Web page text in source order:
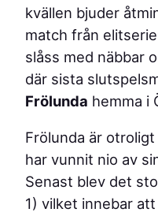
kvällen bjuder
match från
slåss med näbbar
där sista
Frölunda hemma i
Frölunda är
har vunnit nio av
Senast blev det
1) vilket innebar